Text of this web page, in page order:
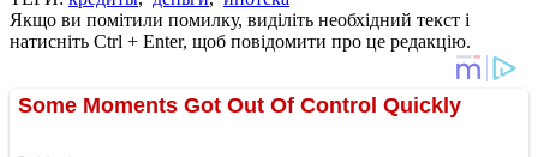
Якщо ви помітили помилку, виділіть необхідний текст і
натисніть Ctrl + Enter, щоб повідомити про це редакцію.